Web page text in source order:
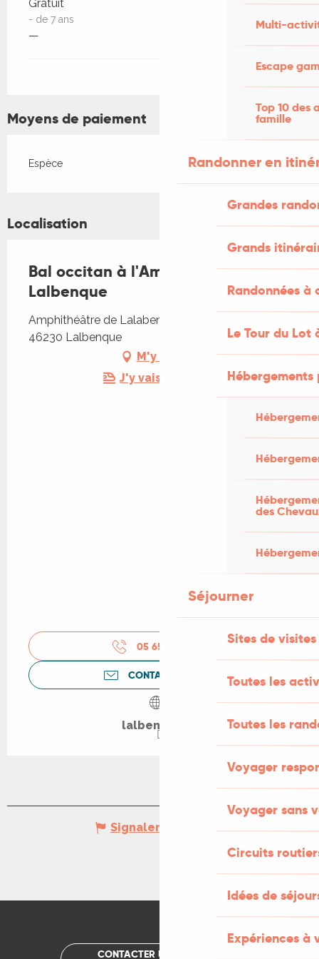
Multi-
Escape
Top 10 des
famille
Randonner en
Grandes
Grands
Randonnées
Le Tour du Lot
des
Séjourner
Sites de visites
Toutes les
Toutes les
Voyager
Voyager sans
Circuits
Idées de
Expériences à
Gratuit
- de 7 ans
—
Moyens de paiement
Espèce
Localisation
Bal occitan à l'Amphithéâtre de
Lalbenque
Amphithéâtre de Lalabenque, 51 rue du sol,
46230 Lalbenque
M'y rendre
J'y vais en train !
05 65 31 61
CONTACTEZ-NOUS
lalbenque.fr
Signaler une erreur
CONTACTER UN OFFICE DE